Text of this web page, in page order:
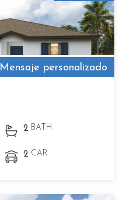
Mensaje personalizado
2 BATH
2 CAR